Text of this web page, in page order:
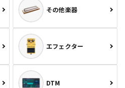
その他楽器
エフェクター
DTM